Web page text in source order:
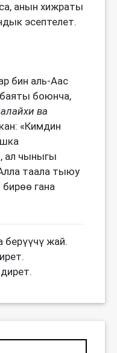
анын хижраты
эсептелет.
бин аль-Аас
боюнча,
ва
«Кимдин
ал чыныгы
таала тыюу
бирөө гана
берүүчү жай.